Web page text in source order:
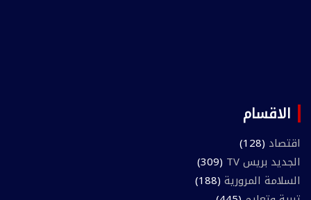
الاقسام
اقتصاد (128)
الجديد بريس TV
(309)
السلامة المرورية (188)